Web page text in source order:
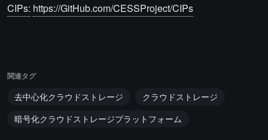
CIPs: https://GitHub.com/CESSProject/CIPs
関連タグ
去中心化クラウドストレージ
クラウドストレージ
暗号化クラウドストレージプラットフォーム